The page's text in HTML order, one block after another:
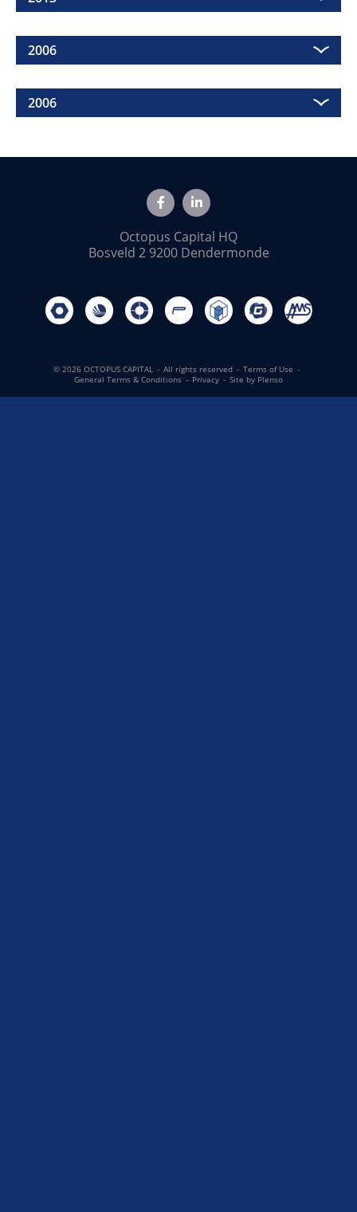
2006
2006
Octopus Capital HQ
Bosveld 2 9200 Dendermonde
© 2026 OCTOPUS CAPITAL - All rights reserved - Terms of Use -
General Terms & Conditions - Privacy - Site by Plenso